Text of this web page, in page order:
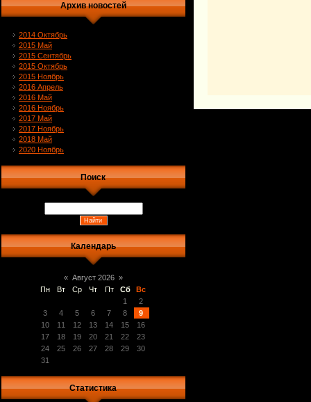
Архив новостей
2014 Октябрь
2015 Май
2015 Сентябрь
2015 Октябрь
2015 Ноябрь
2016 Апрель
2016 Май
2016 Ноябрь
2017 Май
2017 Ноябрь
2018 Май
2020 Ноябрь
Поиск
Календарь
« Август 2026 »
Пн
Вт Ср Чт Пт Сб
Вс
1
2
3
4 5 6 7 8
9
10
11 12 13 14 15
16
17
18 19 20 21 22
23
24
25 26 27 28 29
30
31
Статистика